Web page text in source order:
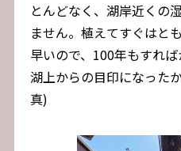
とんどなく、湖岸近くの
ません。植えてすぐはと
早いので、100年もすれば
湖上からの目印になった
真)